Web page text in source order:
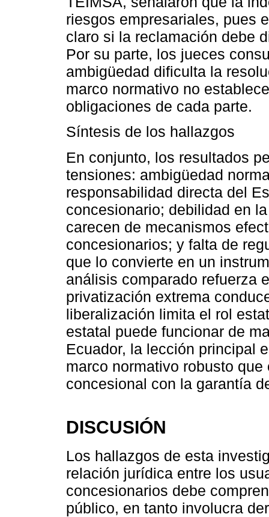
riesgos empresariales, pues
claro si la reclamación debe
Por su parte, los jueces
ambigüedad dificulta la
marco normativo no
obligaciones de cada parte.
Síntesis de los hallazgos
En conjunto, los resultados
tensiones: ambigüedad
responsabilidad directa del
concesionario; debilidad en
carecen de mecanismos
concesionarios; y falta de
que lo convierte en un
análisis comparado refuerza
privatización extrema
liberalización limita el rol
estatal puede funcionar de
Ecuador, la lección principal
marco normativo robusto
concesional con la garantía
DISCUSIÓN
Los hallazgos de esta
relación jurídica entre los
concesionarios debe
público, en tanto involucra